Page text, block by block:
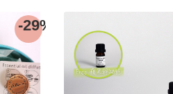
-29%